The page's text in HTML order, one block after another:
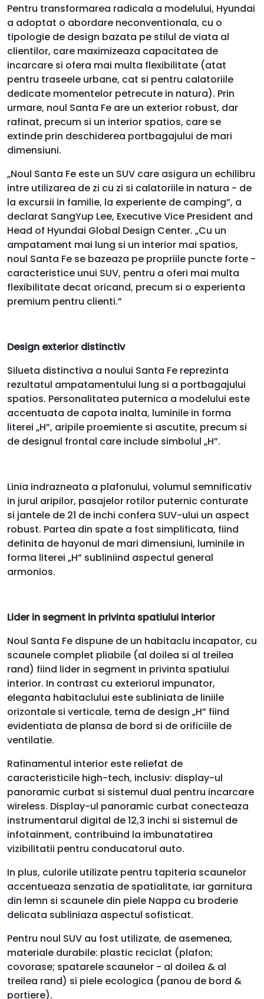
Pentru transformarea radicala a modelului, Hyundai
a adoptat o abordare neconventionala, cu o
tipologie de design bazata pe stilul de viata al
clientilor, care maximizeaza capacitatea de
incarcare si ofera mai multa flexibilitate (atat
pentru traseele urbane, cat si pentru calatoriile
dedicate momentelor petrecute in natura). Prin
urmare, noul Santa Fe are un exterior robust, dar
rafinat, precum si un interior spatios, care se
extinde prin deschiderea portbagajului de mari
dimensiuni.
„Noul Santa Fe este un SUV care asigura un echilibru
intre utilizarea de zi cu zi si calatoriile in natura - de
la excursii in familie, la experiente de camping”, a
declarat SangYup Lee, Executive Vice President and
Head of Hyundai Global Design Center. „Cu un
ampatament mai lung si un interior mai spatios,
noul Santa Fe se bazeaza pe propriile puncte forte -
caracteristice unui SUV, pentru a oferi mai multa
flexibilitate decat oricand, precum si o experienta
premium pentru clienti.”
Design exterior distinctiv
Silueta distinctiva a noului Santa Fe reprezinta
rezultatul ampatamentului lung si a portbagajului
spatios. Personalitatea puternica a modelului este
accentuata de capota inalta, luminile in forma
literei „H”, aripile proemiente si ascutite, precum si
de designul frontal care include simbolul „H”.
Linia indrazneata a plafonului, volumul semnificativ
in jurul aripilor, pasajelor rotilor puternic conturate
si jantele de 21 de inchi confera SUV-ului un aspect
robust. Partea din spate a fost simplificata, fiind
definita de hayonul de mari dimensiuni, luminile in
forma literei „H” subliniind aspectul general
armonios.
Lider in segment in privinta spatiului interior
Noul Santa Fe dispune de un habitaclu incapator, cu
scaunele complet pliabile (al doilea si al treilea
rand) fiind lider in segment in privinta spatiului
interior. In contrast cu exteriorul impunator,
eleganta habitaclului este subliniata de liniile
orizontale si verticale, tema de design „H” fiind
evidentiata de plansa de bord si de orificiile de
ventilatie.
Rafinamentul interior este reliefat de
caracteristicile high-tech, inclusiv: display-ul
panoramic curbat si sistemul dual pentru incarcare
wireless. Display-ul panoramic curbat conecteaza
instrumentarul digital de 12,3 inchi si sistemul de
infotainment, contribuind la imbunatatirea
vizibilitatii pentru conducatorul auto.
In plus, culorile utilizate pentru tapiteria scaunelor
accentueaza senzatia de spatialitate, iar garnitura
din lemn si scaunele din piele Nappa cu broderie
delicata subliniaza aspectul sofisticat.
Pentru noul SUV au fost utilizate, de asemenea,
materiale durabile: plastic reciclat (plafon;
covorase; spatarele scaunelor - al doilea & al
treilea rand) si piele ecologica (panou de bord &
portiere).